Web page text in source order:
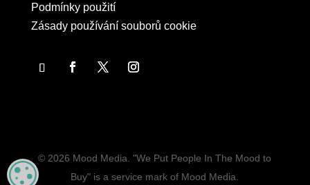
Podmínky použití
Zásady používání souborů cookie
© 2026 Mood Media. "We Put People In The Mood to
Buy" is a service mark of Mood Media.
MANAGE PRIVACY